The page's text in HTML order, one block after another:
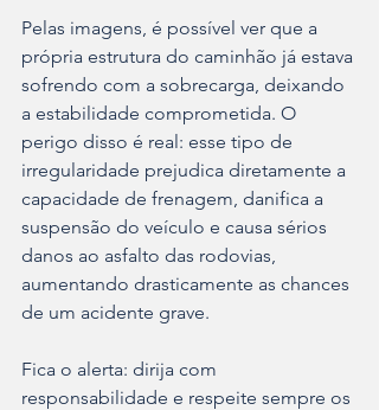
Pelas imagens, é possível ver que a
própria estrutura do caminhão já estava
sofrendo com a sobrecarga, deixando
a estabilidade comprometida. O
perigo disso é real: esse tipo de
irregularidade prejudica diretamente a
capacidade de frenagem, danifica a
suspensão do veículo e causa sérios
danos ao asfalto das rodovias,
aumentando drasticamente as chances
de um acidente grave.
Fica o alerta: dirija com
responsabilidade e respeite sempre os